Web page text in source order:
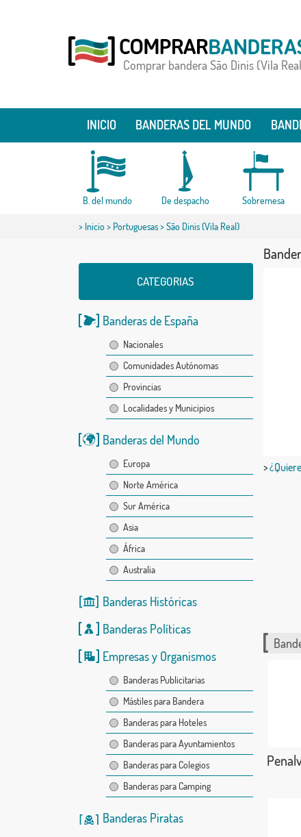
Comprar bandera São Dinis (Vila
INICIO BANDERAS DEL MUNDO
B. del mundo De despacho Sobremesa
> Inicio> Portuguesas> São Dinis (Vila Real)
CATEGORIAS
Banderas de España
Nacionales
Comunidades Autónomas
Provincias
Localidades y Municipios
Banderas del Mundo
Europa
Norte América
Sur América
Asia
África
Australia
Banderas Históricas
Banderas Políticas
Empresas y Organismos
Banderas Publicitarias
Mástiles para Bandera
Banderas para Hoteles
Banderas para Ayuntamientos
Banderas para Colegios
Banderas para Camping
Banderas Piratas
>